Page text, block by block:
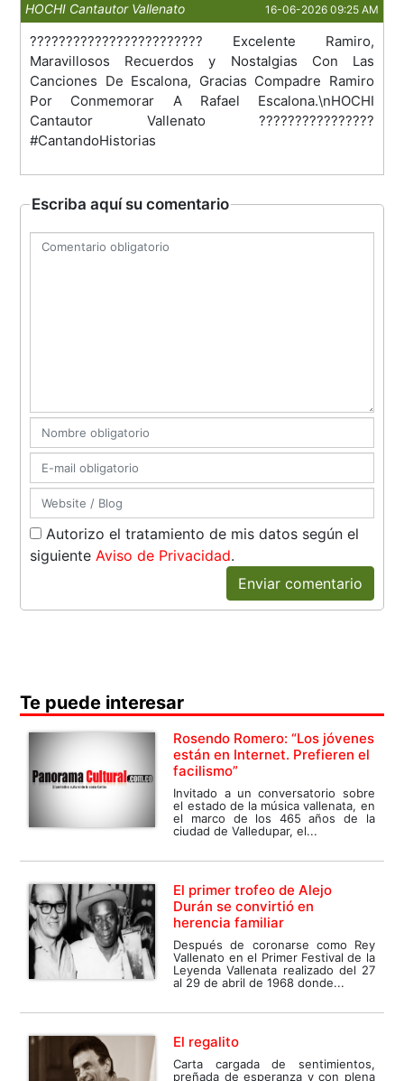
HOCHI Cantautor Vallenato 16-06-2026 09:25 AM
???????????????????????? Excelente Ramiro,
Maravillosos Recuerdos y Nostalgias Con Las
Canciones De Escalona, Gracias Compadre Ramiro
Por Conmemorar A Rafael Escalona.\nHOCHI
Cantautor Vallenato ????????????????
#CantandoHistorias
Escriba aquí su comentario
Autorizo el tratamiento de mis datos según el
siguienteAviso de Privacidad.
Enviar comentario
Te puede interesar
Rosendo Romero: “Los jóvenes
están en Internet. Prefieren el
facilismo”
Invitado a un conversatorio sobre
el estado de la música vallenata, en
el marco de los 465 años de la
ciudad de Valledupar, el...
El primer trofeo de Alejo
Durán se convirtió en
herencia familiar
Después de coronarse como Rey
Vallenato en el Primer Festival de la
Leyenda Vallenata realizado del 27
al 29 de abril de 1968 donde...
El regalito
Carta cargada de sentimientos,
preñada de esperanza y con plena